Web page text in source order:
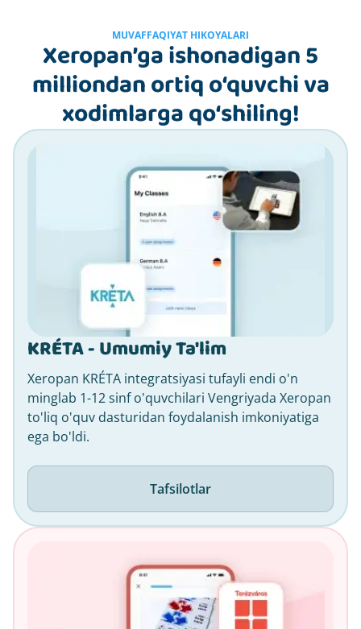
MUVAFFAQIYAT HIKOYALARI
Xeropan’ga ishonadigan 5
milliondan ortiq o‘quvchi va
xodimlarga qo‘shiling!
KRÉTA - Umumiy Ta'lim
Xeropan KRÉTA integratsiyasi tufayli endi o'n
minglab 1-12 sinf o'quvchilari Vengriyada Xeropan
to'liq o'quv dasturidan foydalanish imkoniyatiga
ega bo'ldi.
Tafsilotlar